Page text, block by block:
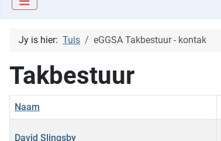
Jy is hier: Tuis eGGSA Takbestuur - kontak
Takbestuur
Naam
David Slingsby